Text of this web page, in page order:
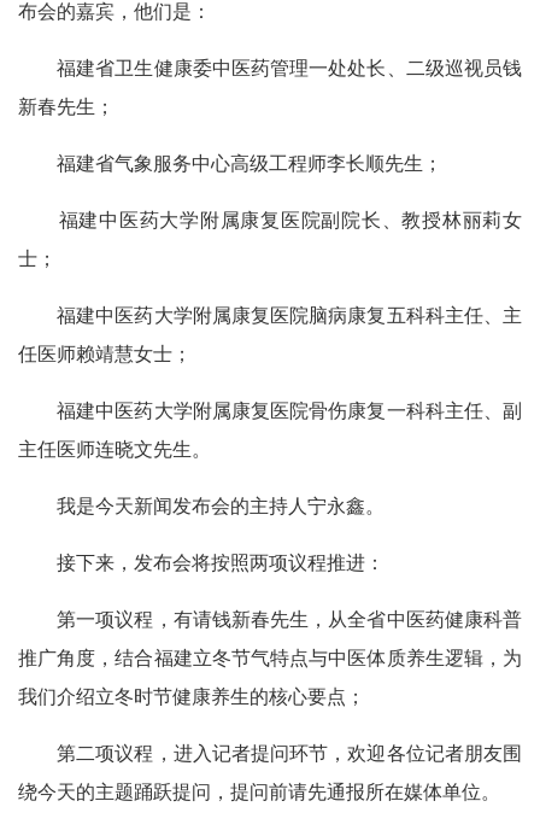
布会的嘉宾，他们是：
福建省卫生健康委中医药管理一处处长、二级巡视员钱
新春先生；
福建省气象服务中心高级工程师李长顺先生；
福建中医药大学附属康复医院副院长、教授林丽莉女
士；
福建中医药大学附属康复医院脑病康复五科科主任、主
任医师赖靖慧女士；
福建中医药大学附属康复医院骨伤康复一科科主任、副
主任医师连晓文先生。
我是今天新闻发布会的主持人宁永鑫。
接下来，发布会将按照两项议程推进：
第一项议程，有请钱新春先生，从全省中医药健康科普
推广角度，结合福建立冬节气特点与中医体质养生逻辑，为
我们介绍立冬时节健康养生的核心要点；
第二项议程，进入记者提问环节，欢迎各位记者朋友围
绕今天的主题踊跃提问，提问前请先通报所在媒体单位。